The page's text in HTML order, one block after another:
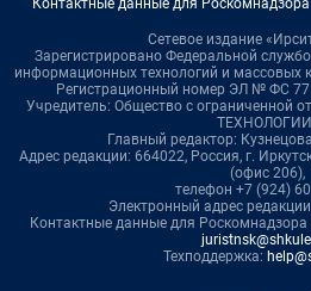
Сетевое издание
Зарегистрировано Федеральной
информационных технологий и массовых
Регистрационный номер ЭЛ № ФС 77
Учредитель: Общество с ограниченной
Главный редактор:
Адрес редакции: 664022, Россия, г.
(офис 206),
телефон +7 (924)
Электронный адрес
Контактные данные для Роскомнадзора
Техподдержка: